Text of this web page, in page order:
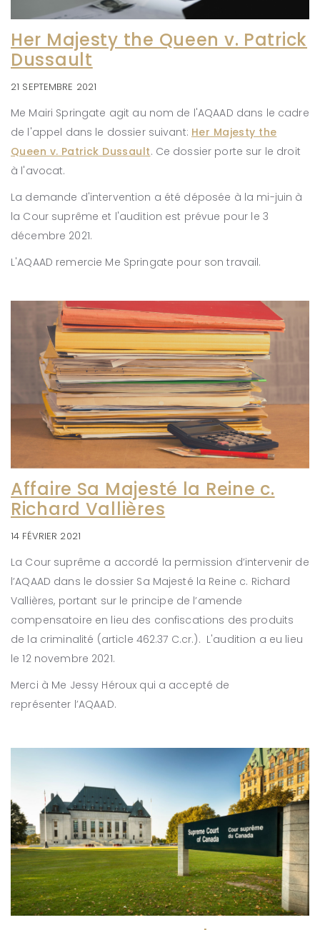
Her Majesty the Queen v. Patrick
Dussault
21 SEPTEMBRE 2021
Me Mairi Springate agit au nom de l'AQAAD dans le cadre
de l'appel dans le dossier suivant: Her Majesty the
Queen v. Patrick Dussault. Ce dossier porte sur le droit
à l'avocat.
La demande d'intervention a été déposée à la mi-juin à
la Cour suprême et l'audition est prévue pour le 3
décembre 2021.
L'AQAAD remercie Me Springate pour son travail.
Affaire Sa Majesté la Reine c.
Richard Vallières
14 FÉVRIER 2021
La Cour suprême a accordé la permission d’intervenir de
l’AQAAD dans le dossier Sa Majesté la Reine c. Richard
Vallières, portant sur le principe de l’amende
compensatoire en lieu des confiscations des produits
de la criminalité (article 462.37 C.cr.). L'audition a eu lieu
le 12 novembre 2021.
Merci à Me Jessy Héroux qui a accepté de
représenter l’AQAAD.